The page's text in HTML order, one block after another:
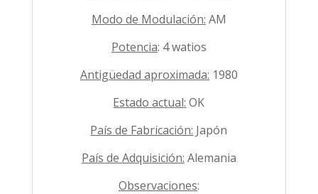
Modo de Modulación: AM
Potencia: 4 watios
Antigüedad aproximada: 1980
Estado actual: OK
País de Fabricación: Japón
País de Adquisición: Alemania
Observaciones: